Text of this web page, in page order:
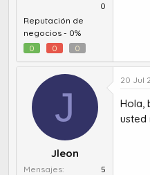
0
Reputación de
negocios - 0%
0
0 0
J
Jleon
Mensajes
5
20 Jul
Hola,
usted